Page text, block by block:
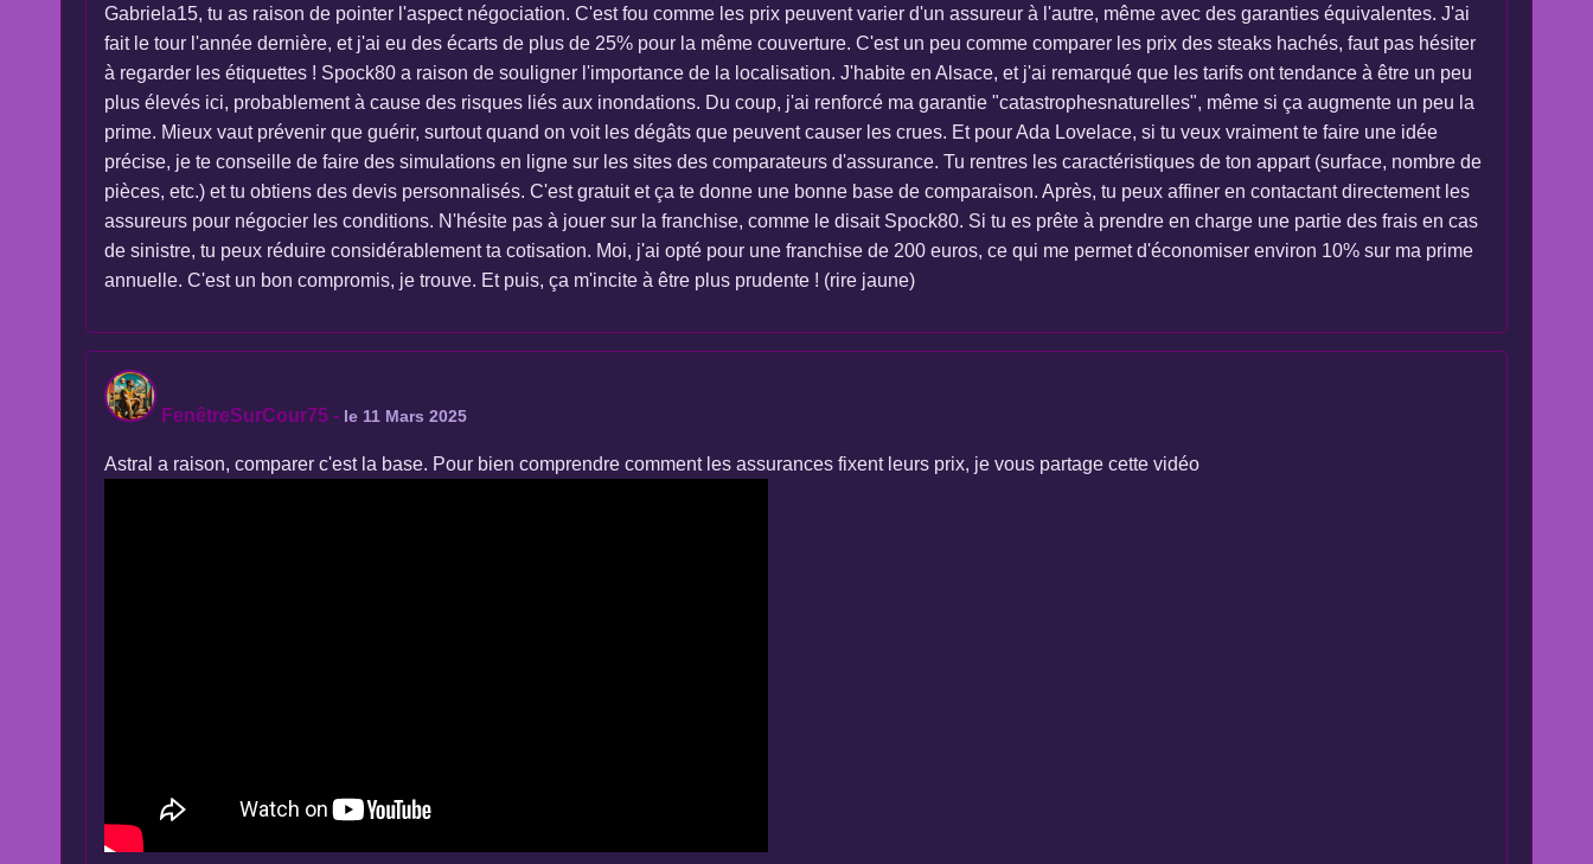
Gabriela15, tu as raison de pointer l'aspect négociation. C'est fou comme les prix peuvent varier d'un assureur à l'autre, même avec des garanties équivalentes. J'ai
fait le tour l'année dernière, et j'ai eu des écarts de plus de 25% pour la même couverture. C'est un peu comme comparer les prix des steaks hachés, faut pas hésiter
à regarder les étiquettes ! Spock80 a raison de souligner l'importance de la localisation. J'habite en Alsace, et j'ai remarqué que les tarifs ont tendance à être un peu
plus élevés ici, probablement à cause des risques liés aux inondations. Du coup, j'ai renforcé ma garantie "catastrophesnaturelles", même si ça augmente un peu la
prime. Mieux vaut prévenir que guérir, surtout quand on voit les dégâts que peuvent causer les crues. Et pour Ada Lovelace, si tu veux vraiment te faire une idée
précise, je te conseille de faire des simulations en ligne sur les sites des comparateurs d'assurance. Tu rentres les caractéristiques de ton appart (surface, nombre de
pièces, etc.) et tu obtiens des devis personnalisés. C'est gratuit et ça te donne une bonne base de comparaison. Après, tu peux affiner en contactant directement les
assureurs pour négocier les conditions. N'hésite pas à jouer sur la franchise, comme le disait Spock80. Si tu es prête à prendre en charge une partie des frais en cas
de sinistre, tu peux réduire considérablement ta cotisation. Moi, j'ai opté pour une franchise de 200 euros, ce qui me permet d'économiser environ 10% sur ma prime
annuelle. C'est un bon compromis, je trouve. Et puis, ça m'incite à être plus prudente ! (rire jaune)
FenêtreSurCour75 - le 11 Mars 2025
Astral a raison, comparer c'est la base. Pour bien comprendre comment les assurances fixent leurs prix, je vous partage cette vidéo